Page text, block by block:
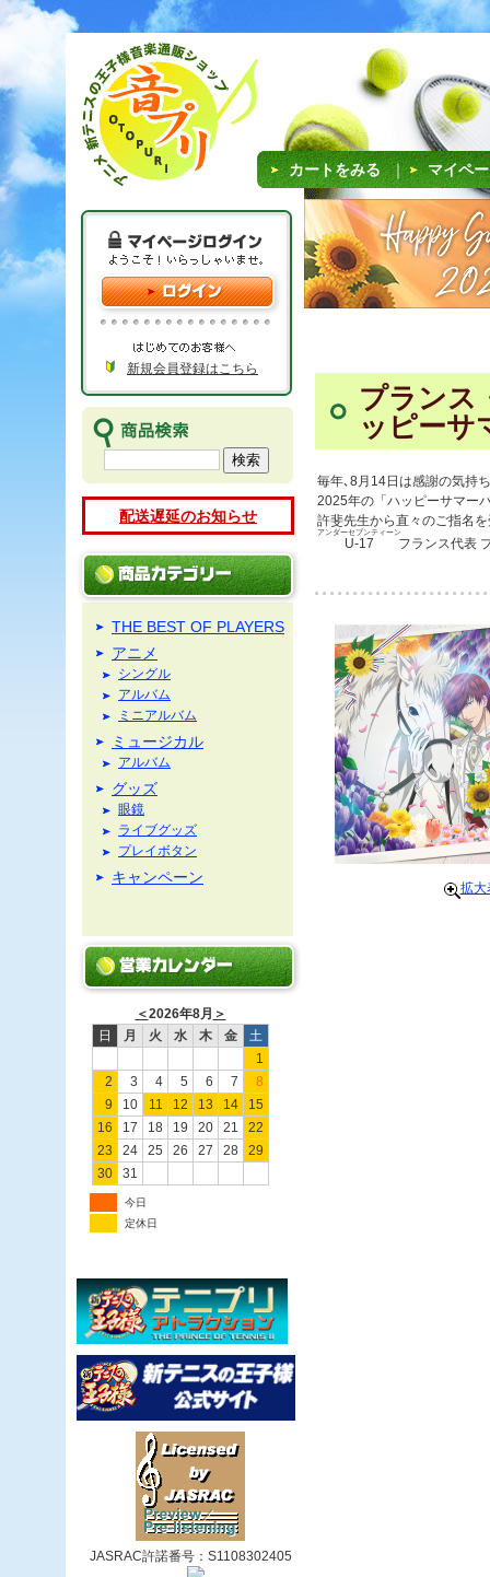
カートをみる ｜ マイペ
新規会員登録はこちら
配送遅延のお知らせ
THE BEST OF PLAYERS
アニメ
シングル
アルバム
ミニアルバム
ミュージカル
アルバム
グッズ
眼鏡
ライブグッズ
プレイボタン
キャンペーン
＜2026年8月 ＞
日
月 火 水 木 金
土
1
2
3 4 5 6 7
8
9
10 11 12 13 14
15
16
17 18 19 20 21
22
23
24 25 26 27 28
29
30
31
今日
定休日
JASRAC許諾番号：S1108302405
プランス
ッピーサ
毎年､8月14日は感謝の気持
2025年の「ハッピーサマー
許斐先生から直々のご指名
U-17
アンダーセブンティーン
フランス代表
拡大